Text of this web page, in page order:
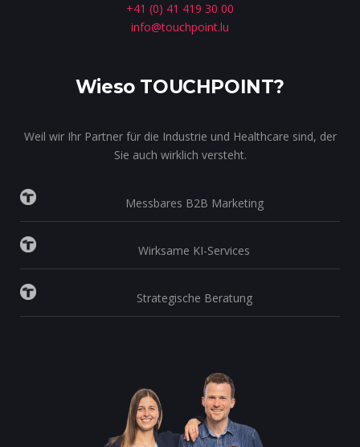
+41 (0) 41 419 30 00
info@touchpoint.lu
Wieso TOUCHPOINT?
Weil wir Ihr Partner für die Industrie und Healthcare sind, der
Sie auch wirklich versteht.
Messbares B2B Marketing
Wirksame KI-Services
Strategische Beratung